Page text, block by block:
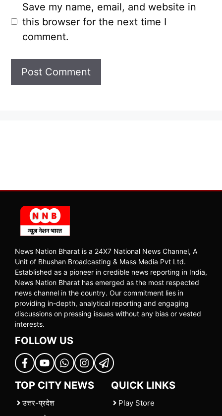
Save my name, email, and website in
this browser for the next time I
comment.
News Nation Bharat is a 24X7 National News Channel, A
Unit of Bhushan Broadcasting & Mass Media Pvt Ltd.
Established as a pioneer in credible news reporting in India,
News Nation Bharat has emerged as the most respected
news channel in the country. Our commitment lies in
providing in-depth, analytical reporting and engaging
discussions on pressing issues without any bias or vested
interests.
FOLLOW US
TOP CITY NEWS
उत्तर-प्रदेश
QUICK LINKS
Play Store